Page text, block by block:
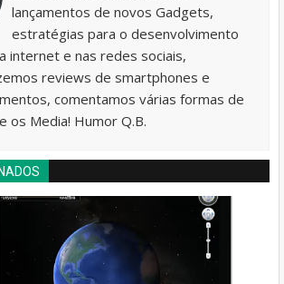
lançamentos de novos Gadgets,
estratégias para o desenvolvimento
internet e nas redes sociais,
reviews de smartphones e
comentamos várias formas de
os Media! Humor Q.B.